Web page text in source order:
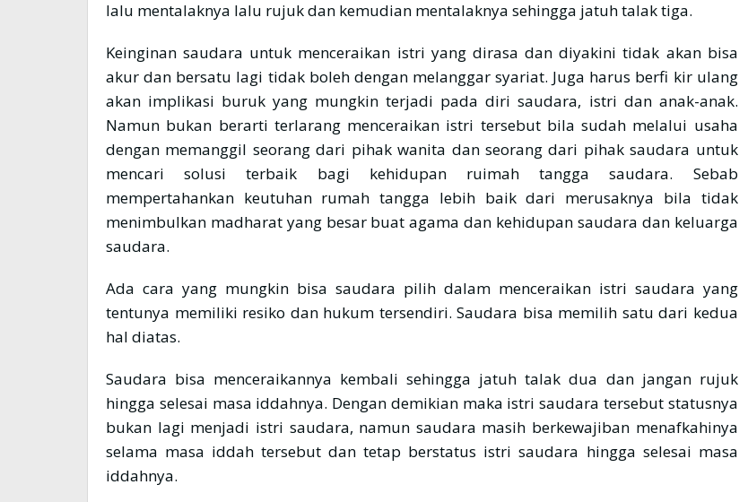
lalu mentalaknya lalu rujuk dan kemudian mentalaknya sehingga jatuh talak tiga.
Keinginan saudara untuk menceraikan istri yang dirasa dan diyakini tidak akan bisa
akur dan bersatu lagi tidak boleh dengan melanggar syariat. Juga harus berfi kir ulang
akan implikasi buruk yang mungkin terjadi pada diri saudara, istri dan anak-anak.
Namun bukan berarti terlarang menceraikan istri tersebut bila sudah melalui usaha
dengan memanggil seorang dari pihak wanita dan seorang dari pihak saudara untuk
mencari solusi terbaik bagi kehidupan ruimah tangga saudara. Sebab
mempertahankan keutuhan rumah tangga lebih baik dari merusaknya bila tidak
menimbulkan madharat yang besar buat agama dan kehidupan saudara dan keluarga
saudara.
Ada cara yang mungkin bisa saudara pilih dalam menceraikan istri saudara yang
tentunya memiliki resiko dan hukum tersendiri. Saudara bisa memilih satu dari kedua
hal diatas.
Saudara bisa menceraikannya kembali sehingga jatuh talak dua dan jangan rujuk
hingga selesai masa iddahnya. Dengan demikian maka istri saudara tersebut statusnya
bukan lagi menjadi istri saudara, namun saudara masih berkewajiban menafkahinya
selama masa iddah tersebut dan tetap berstatus istri saudara hingga selesai masa
iddahnya.